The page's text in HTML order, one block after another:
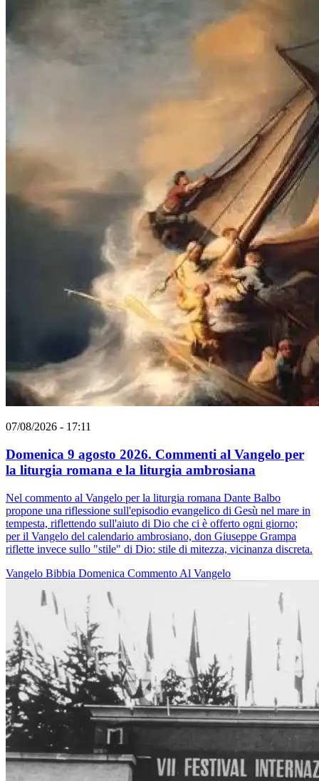
07/08/2026 - 17:11
Domenica 9 agosto 2026. Commenti al Vangelo per
la liturgia romana e la liturgia ambrosiana
Nel commento al Vangelo per la liturgia romana Dante Balbo
propone una riflessione sull'episodio evangelico di Gesù nel mare in
tempesta, riflettendo sull'aiuto di Dio che ci è offerto ogni giorno;
per il Vangelo del calendario ambrosiano, don Giuseppe Grampa
riflette invece sullo "stile" di Dio: stile di mitezza, vicinanza discreta.
Vangelo Bibbia Domenica Commento Al Vangelo